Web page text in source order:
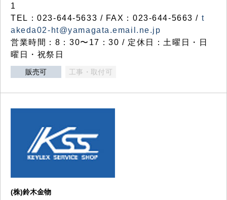
1
TEL：023-644-5633 / FAX：023-644-5663 / t
akeda02-ht@yamagata.email.ne.jp
営業時間：8：30〜17：30 / 定休日：土曜日・日
曜日・祝祭日
販売可 工事・取付可
(株)鈴木金物